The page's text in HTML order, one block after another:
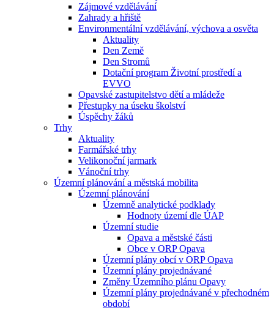
Zájmové vzdělávání
Zahrady a hřiště
Environmentální vzdělávání, výchova a osvěta
Aktuality
Den Země
Den Stromů
Dotační program Životní prostředí a
EVVO
Opavské zastupitelstvo dětí a mládeže
Přestupky na úseku školství
Úspěchy žáků
Trhy
Aktuality
Farmářské trhy
Velikonoční jarmark
Vánoční trhy
Územní plánování a městská mobilita
Územní plánování
Územně analytické podklady
Hodnoty území dle ÚAP
Územní studie
Opava a městské části
Obce v ORP Opava
Územní plány obcí v ORP Opava
Územní plány projednávané
Změny Územního plánu Opavy
Územní plány projednávané v přechodném
období